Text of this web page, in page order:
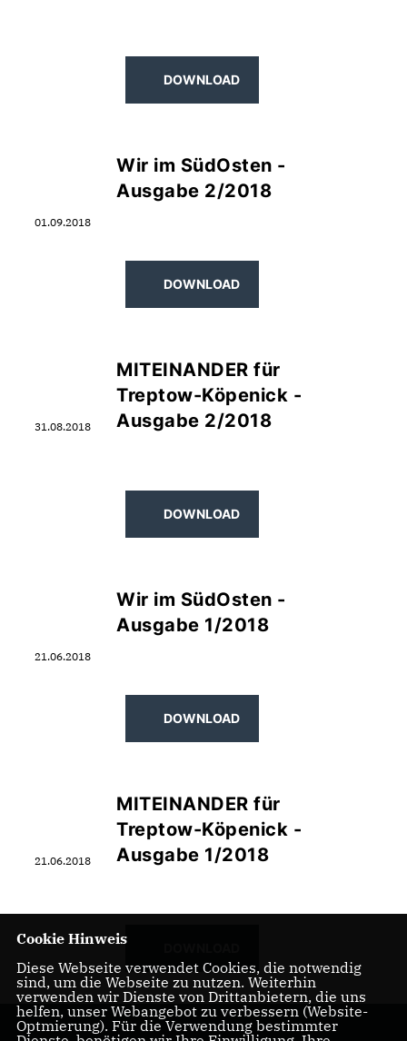
DOWNLOAD
01.09.2018
Wir im SüdOsten -
Ausgabe 2/2018
DOWNLOAD
31.08.2018
MITEINANDER für
Treptow-Köpenick -
Ausgabe 2/2018
DOWNLOAD
21.06.2018
Wir im SüdOsten -
Ausgabe 1/2018
DOWNLOAD
21.06.2018
MITEINANDER für
Treptow-Köpenick -
Ausgabe 1/2018
Cookie Hinweis
Diese Webseite verwendet Cookies, die notwendig
sind, um die Webseite zu nutzen. Weiterhin
verwenden wir Dienste von Drittanbietern, die uns
helfen, unser Webangebot zu verbessern (Website-
Optmierung). Für die Verwendung bestimmter